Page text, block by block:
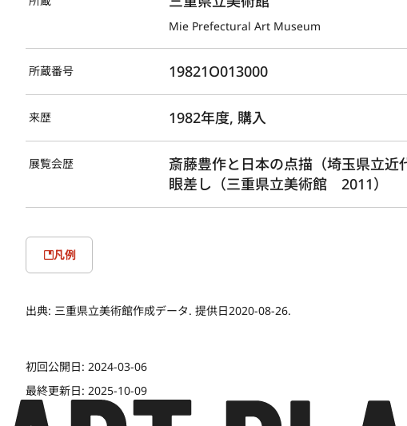
Mie Prefectural Art Museum
所蔵番号 19821O013000
来歴 1982年度, 購入
展覧会歴
斎藤豊作と日本の点描（埼玉県立
眼差し（三重県立美術館 2011）
凡例
出典: 三重県立美術館作成データ. 提供日2020-08-26.
初回公開日: 2024-03-06
最終更新日: 2025-10-09